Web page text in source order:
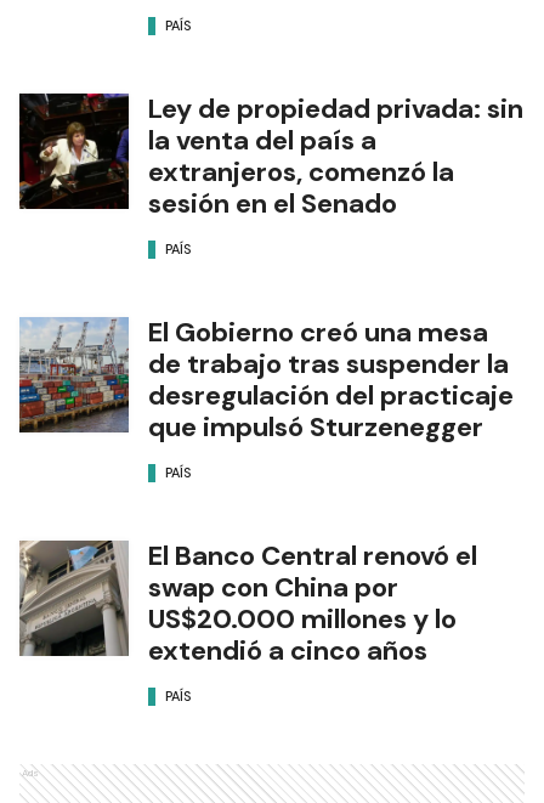
PAÍS
Ley de propiedad privada: sin
la venta del país a
extranjeros, comenzó la
sesión en el Senado
PAÍS
El Gobierno creó una mesa
de trabajo tras suspender la
desregulación del practicaje
que impulsó Sturzenegger
PAÍS
El Banco Central renovó el
swap con China por
US$20.000 millones y lo
extendió a cinco años
PAÍS
Ads